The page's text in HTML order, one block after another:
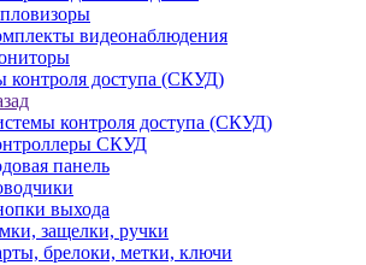
видеонаблюдения
контроля доступа (СКУД)
контроля доступа (СКУД)
СКУД
панель
выхода
защелки, ручки
брелоки, метки, ключи